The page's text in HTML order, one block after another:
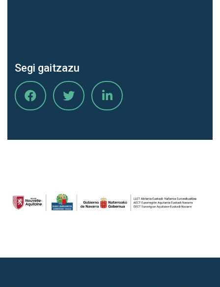
Segi gaitzazu